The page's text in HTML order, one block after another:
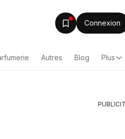
Connexion
Autres Blog Plus